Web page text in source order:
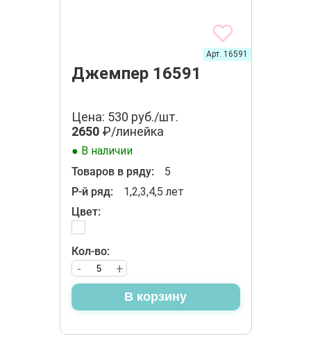
Джемпер 16591
Арт. 16591
Цена: 530 руб./шт.
2650₽/линейка
● В наличии
Товаров в ряду:
5
Р-й ряд:
1,2,3,4,5 лет
Цвет:
Кол-во:
+
-
В корзину